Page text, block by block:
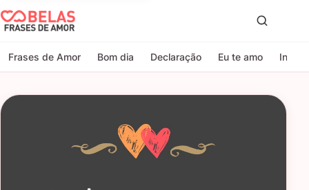
Belas Frases de Amor
Frases de Amor Bom dia Declaração Eu te amo